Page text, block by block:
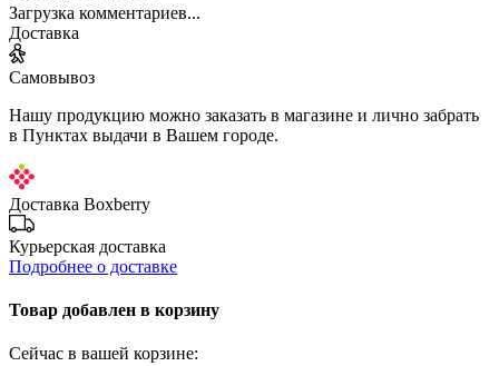
Загрузка комментариев...
Доставка
Самовывоз
Нашу продукцию можно заказать в магазине и лично забрать
в Пунктах выдачи в Вашем городе.
Доставка Boxberry
Курьерская доставка
Подробнее о доставке
Товар добавлен в корзину
Сейчас в вашей корзине: